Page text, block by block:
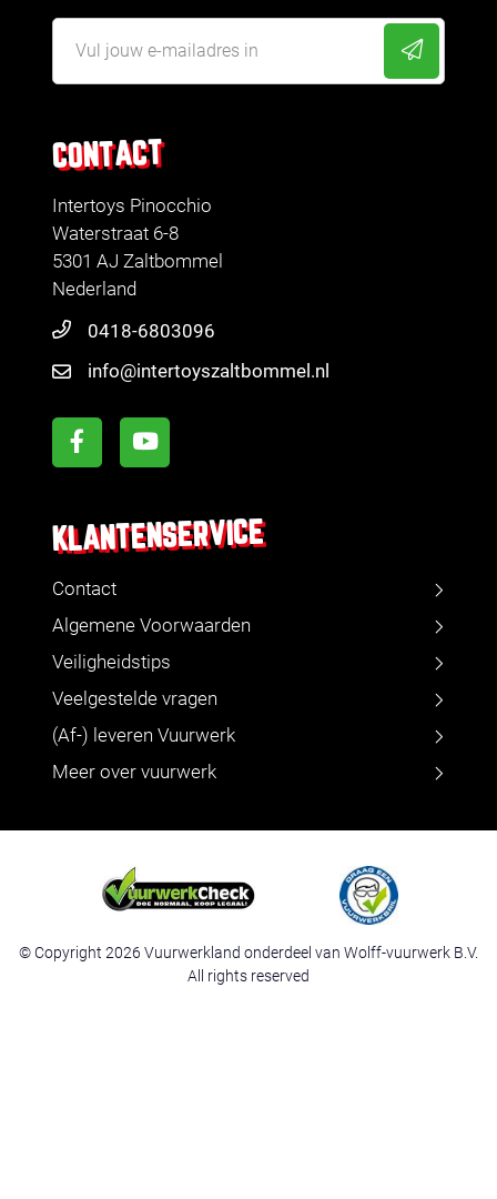
CONTACT
Intertoys Pinocchio
Waterstraat 6-8
5301 AJ Zaltbommel
Nederland
0418-6803096
info@intertoyszaltbommel.nl
KLANTENSERVICE
Contact
Algemene Voorwaarden
Veiligheidstips
Veelgestelde vragen
(Af-) leveren Vuurwerk
Meer over vuurwerk
© Copyright 2026 Vuurwerkland onderdeel van Wolff-vuurwerk B.V.
All rights reserved